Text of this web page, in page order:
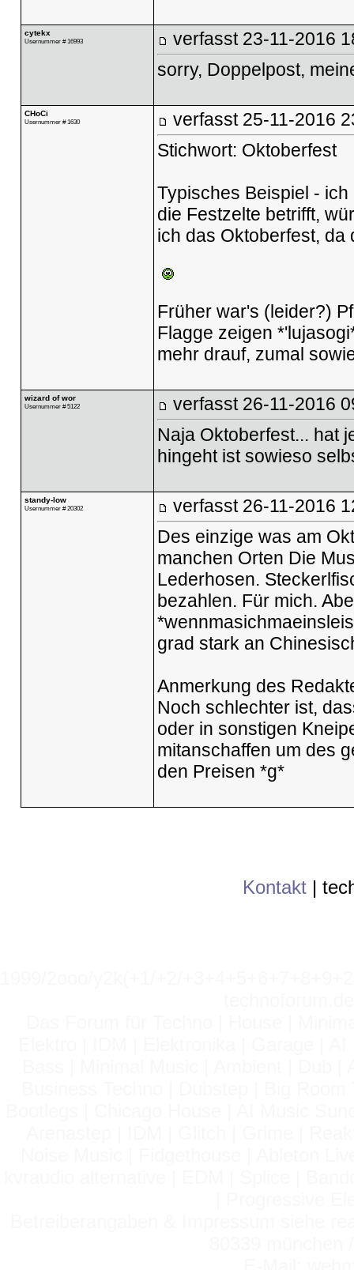
cytekx
Usernummer # 16993 verfasst 23-11-2016
sorry, Doppelpost,
CHoCi
Usernummer # 1630 verfasst 25-11-2016
Stichwort: Oktoberfest
Typisches Beispiel -
die Festzelte betrifft,
ich das Oktoberfest, da
Früher war's (leider?)
Flagge zeigen
mehr drauf, zumal
wizard of wor
Usernummer # 5122 verfasst 26-11-2016
Naja Oktoberfest... hat
hingeht ist sowieso
standy-low
Usernummer # 20302 verfasst 26-11-2016
Des einzige was am
manchen Orten Die
Lederhosen.
bezahlen. Für mich.
grad stark an
Anmerkung des
Noch schlechter ist,
oder in sonstigen
mitanschaffen um des
den Preisen *g*
Kontakt |